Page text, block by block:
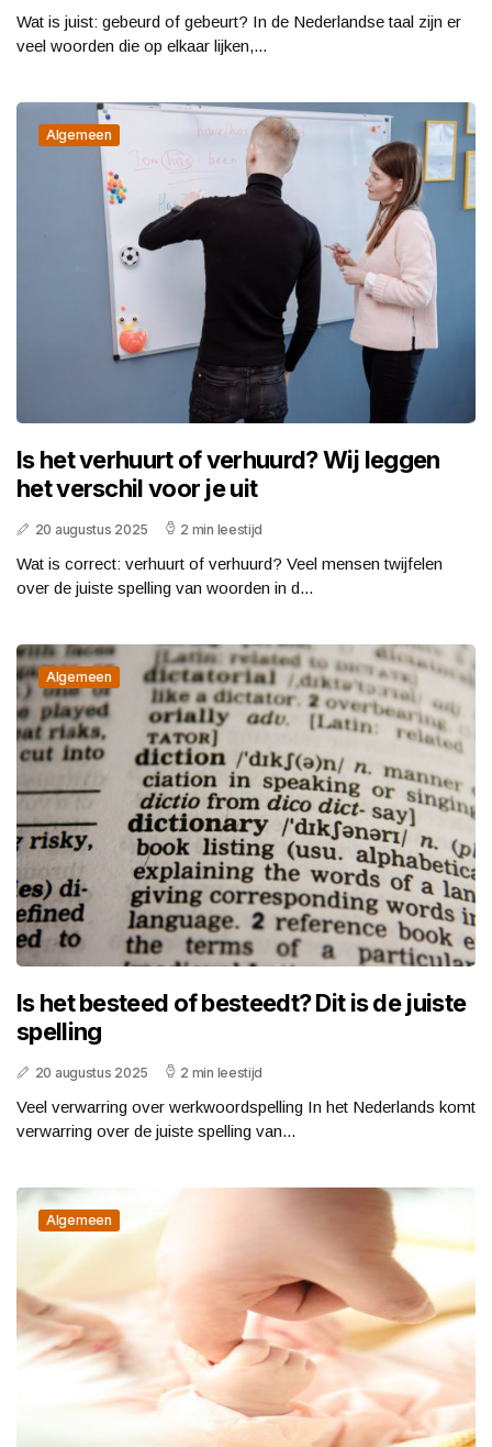
Wat is juist: gebeurd of gebeurt? In de Nederlandse taal zijn er
veel woorden die op elkaar lijken,...
Algemeen
Is het verhuurt of verhuurd? Wij leggen
het verschil voor je uit
20 augustus 2025 2 min leestijd
Wat is correct: verhuurt of verhuurd? Veel mensen twijfelen
over de juiste spelling van woorden in d...
Algemeen
Is het besteed of besteedt? Dit is de juiste
spelling
20 augustus 2025 2 min leestijd
Veel verwarring over werkwoordspelling In het Nederlands komt
verwarring over de juiste spelling van...
Algemeen